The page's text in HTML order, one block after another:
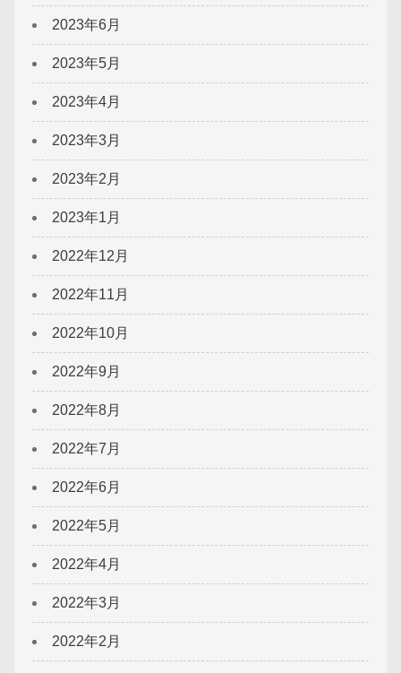
2023年6月
2023年5月
2023年4月
2023年3月
2023年2月
2023年1月
2022年12月
2022年11月
2022年10月
2022年9月
2022年8月
2022年7月
2022年6月
2022年5月
2022年4月
2022年3月
2022年2月